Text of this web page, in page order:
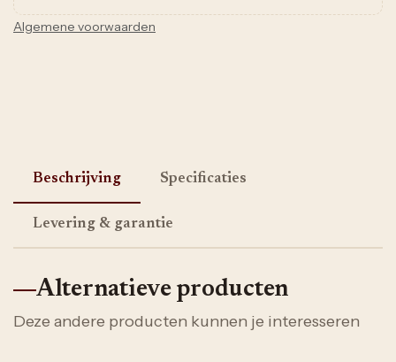
Algemene voorwaarden
Beschrijving Specificaties
Levering & garantie
Alternatieve producten
Deze andere producten kunnen je interesseren